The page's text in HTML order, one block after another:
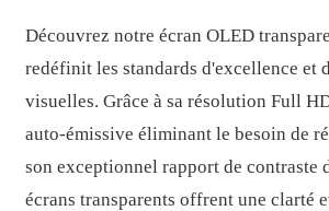
Découvrez notre écran OLED
redéfinit les standards d'excellence et
visuelles. Grâce à sa résolution Full
auto-émissive éliminant le besoin de
son exceptionnel rapport de contraste
écrans transparents offrent une clarté